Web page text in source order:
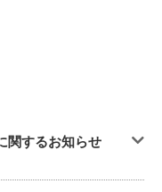
関するお知らせ